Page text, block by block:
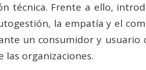
técnica. Frente a ello,
la empatía y el
un consumidor y usuario
las organizaciones.